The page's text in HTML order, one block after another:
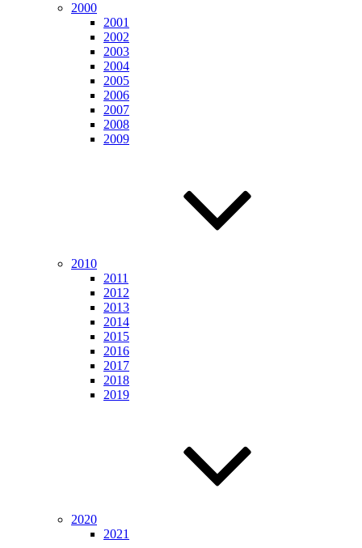
2000
2001
2002
2003
2004
2005
2006
2007
2008
2009
2010
2011
2012
2013
2014
2015
2016
2017
2018
2019
2020
2021